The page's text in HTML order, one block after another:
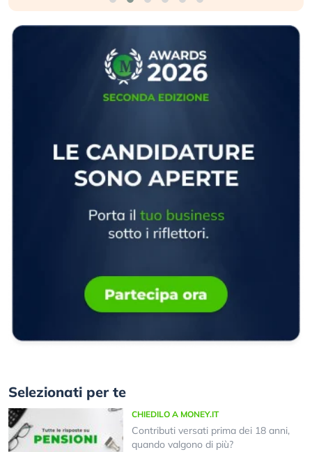
Selezionati per te
CHIEDILO A MONEY.IT
Contributi versati prima dei 18 anni,
quando valgono di più?